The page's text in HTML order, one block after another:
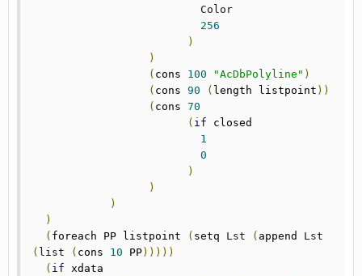
Color
256
)
)
( cons 100 "AcDbPolyline" )
( cons 90 ( length listpoint ))
(
70
( if closed
1
0
)
)
)
)
( foreach PP listpoint ( setq Lst ( append Lst
( list ( cons 10 PP)))))
( if xdata